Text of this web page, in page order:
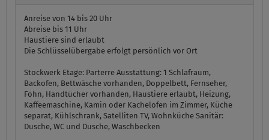
Anreise von 14 bis 20 Uhr
Abreise bis 11 Uhr
Haustiere sind erlaubt
Die Schlüsselübergabe erfolgt persönlich vor Ort
Stockwerk Etage: Parterre Ausstattung: 1 Schlafraum,
Backofen, Bettwäsche vorhanden, Doppelbett, Fernseher,
Föhn, Handtücher vorhanden, Haustiere erlaubt, Heizung,
Kaffeemaschine, Kamin oder Kachelofen im Zimmer, Küche
separat, Kühlschrank, Satelliten TV, Wohnküche Sanitär:
Dusche, WC und Dusche, Waschbecken